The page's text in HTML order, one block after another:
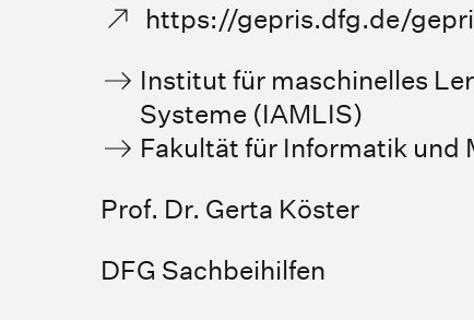
https://gepris.dfg.de/
Institut für maschinelles
Systeme (IAMLIS)
Fakultät für Informatik und
Prof. Dr. Gerta Köster
DFG Sachbeihilfen